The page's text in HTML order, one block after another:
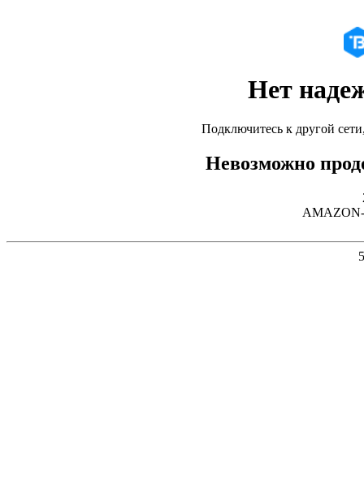
Нет
Подключитесь к другой
Невозможно
AMAZON-